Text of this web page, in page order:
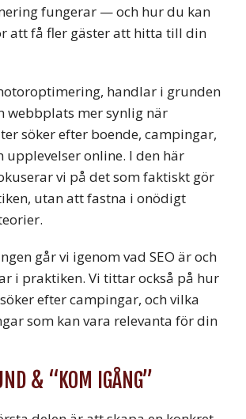
fungerar — och hur du kan
att få fler gäster att hitta till din
handlar i grunden
webbplats mer synlig när
söker efter boende, campingar,
upplevelser online. I den här
vi på det som faktiskt gör
utan att fastna i onödigt
går vi igenom vad SEO är och
i praktiken. Vi tittar också på hur
efter campingar, och vilka
som kan vara relevanta för din
& “KOM IGÅNG”